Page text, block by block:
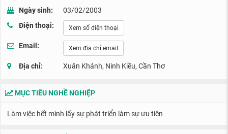
Ngày sinh:
03/02/2003
Điện thoại:
Xem số điện thoại
Email: Xem địa chỉ email
Địa chỉ: Xuân Khánh, Ninh Kiều, Cần Thơ
MỤC TIÊU NGHỀ NGHIỆP
Làm việc hết mình lấy sự phát triển làm sự ưu tiên